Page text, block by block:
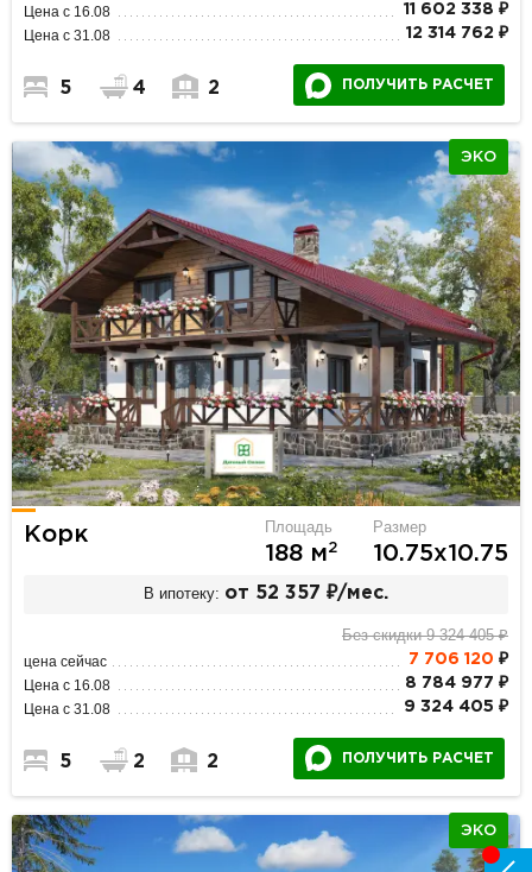
Цена с 16.08 11 602 338 ₽
Цена с 31.08 12 314 762 ₽
5 4 2 ПОЛУЧИТЬ РАСЧЕТ
ЭКО
Корк Площадь
188 м2
Размер
10.75х10.75
В ипотеку: от 52 357 ₽/мес.
Без скидки 9 324 405 ₽
цена сейчас 7 706 120 ₽
Цена с 16.08 8 784 977 ₽
Цена с 31.08 9 324 405 ₽
5 2 2 ПОЛУЧИТЬ РАСЧЕТ
ЭКО